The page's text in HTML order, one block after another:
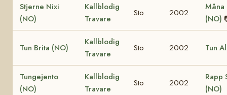
Stjerne Nixi
(NO)
Kallblodig
Travare
Sto 2002
Måna
(NO)
Tun Brita (NO)
Kallblodig
Travare
Sto 2002 Tun
Tungejento
(NO)
Kallblodig
Travare
Sto 2002
Rapp
(NO)